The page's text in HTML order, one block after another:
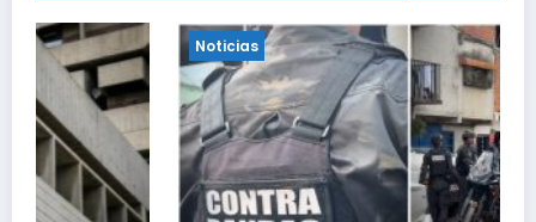
Noticias